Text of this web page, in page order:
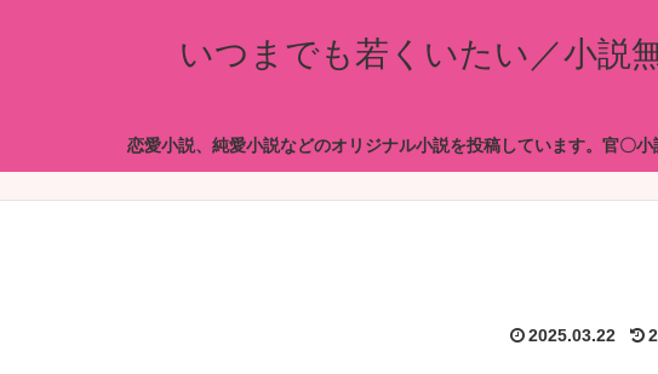
いつまでも若くいたい／小説
恋愛小説、純愛小説などのオリジナル小説を投稿しています。官〇小
2025.03.22